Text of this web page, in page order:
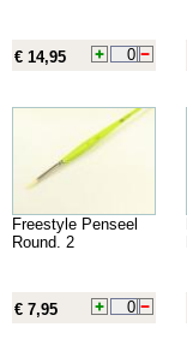
€ 14,95
Freestyle Penseel
Round. 2
€ 7,95